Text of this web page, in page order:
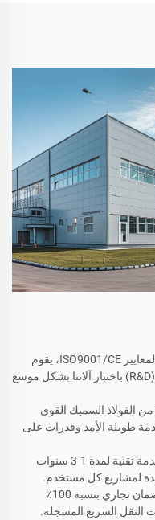
خبرة تزيد عن 20 عامًا وضمان الجودة: وفقًا لمعايير ISO9001/CE، يقوم
مهندسونا المتخصصون في البحث والتطوير (R&D) باختبار آلاتنا بشكل موسع
الفولاذ السميك القوي
طويلة الأمد وقدرات على
دعم قابل للتكيف أو قابل للتخصيص: نوفر خدمة تقنية لمدة 1-3 سنوات
تجارة آمنة وتسليم سريع: خدمة عالمية مع ضمان تجاري بنسبة 100٪
السريع المسجلة.